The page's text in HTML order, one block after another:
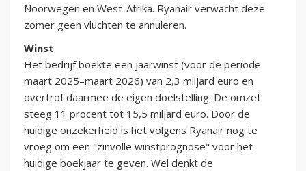
Noorwegen en West-Afrika. Ryanair verwacht deze
zomer geen vluchten te annuleren.
Winst
Het bedrijf boekte een jaarwinst (voor de periode
maart 2025–maart 2026) van 2,3 miljard euro en
overtrof daarmee de eigen doelstelling. De omzet
steeg 11 procent tot 15,5 miljard euro. Door de
huidige onzekerheid is het volgens Ryanair nog te
vroeg om een "zinvolle winstprognose" voor het
huidige boekjaar te geven. Wel denkt de